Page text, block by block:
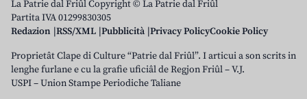
La Patrie dal Friûl Copyright © La Patrie dal Friûl
Partita IVA 01299830305
Redazion RSS/XML Pubblicità Privacy PolicyCookie Policy
Proprietât Clape di Culture “Patrie dal Friûl”. I articui a son scrits in
lenghe furlane e cu la grafie uficiâl de Regjon Friûl – V.J.
USPI – Union Stampe Periodiche Taliane